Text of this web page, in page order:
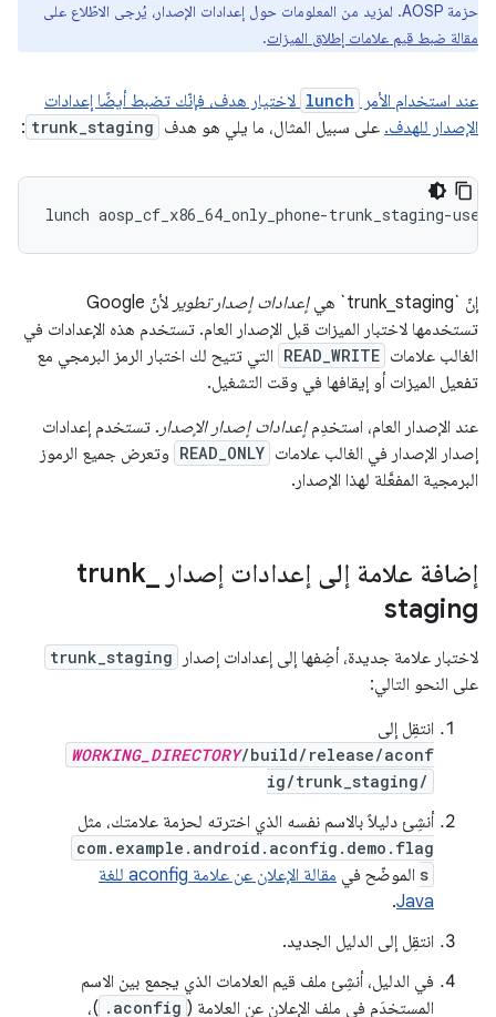
حزمة AOSP. لمزيد من المعلومات حول إعدادات الإصدار، يُرجى الاطّلاع على
مقالة ضبط قيم علامات إطلاق الميزات.
عند استخدام الأمر lunch لاختيار هدف، فإنّك تضبط أيضًا إعدادات
الإصدار للهدف. على سبيل المثال، ما يلي هو هدف trunk_staging
:
إنّ `trunk_staging` هي إعدادات إصدار تطوير
لأنّ Google
تستخدمها لاختبار الميزات قبل الإصدار العام. تستخدم هذه الإعدادات في
الغالب علامات READ_WRITE التي تتيح لك اختبار الرمز البرمجي مع
تفعيل الميزات أو إيقافها في وقت التشغيل.
عند الإصدار العام، استخدِمإعدادات إصدار الإصدار . تستخدم إعدادات
إصدار الإصدار في الغالب علامات READ_ONLY وتعرض جميع الرموز
البرمجية المفعَّلة لهذا الإصدار.
إضافة علامة إلى إعدادات إصدار trunk
staging
لاختبار علامة جديدة، أضِفها إلى إعدادات إصدار trunk_staging
على النحو التالي:
انتقِل إلى
WORKING_DIRECTORY/build/release/aconf
ig/trunk_staging/
أنشِئ دليلاً بالاسم نفسه الذي اخترته لحزمة علامتك، مثل
com.example.android.aconfig.demo.flag
s الموضّح في
مقالة الإعلان عن علامة aconfig للغة
Java
.
انتقِل إلى الدليل الجديد.
في الدليل، أنشِئ ملف قيم العلامات الذي يجمع بين الاسم
المستخدَم في ملف الإعلان عن العلامة ( .aconfig )،